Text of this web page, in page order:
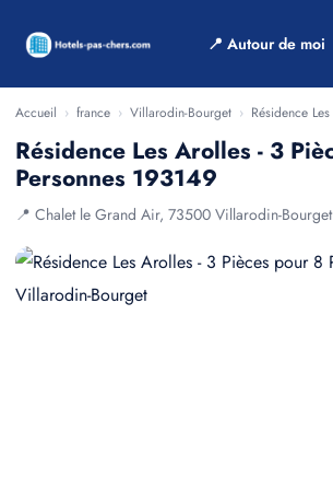
📍 Autour de moi
Accueil › france › Villarodin-Bourget › Résidence
Résidence Les Arolles - 3
Personnes 193149
📍 Chalet le Grand Air, 73500 Villarodin-Bourget